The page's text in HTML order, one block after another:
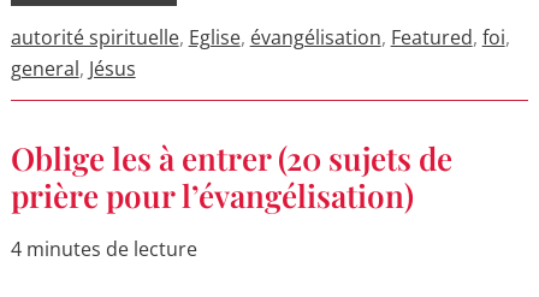
autorité spirituelle, Eglise, évangélisation, Featured, foi,
general, Jésus
Oblige les à entrer (20 sujets de
prière pour l’évangélisation)
4 minutes de lecture
Oblige
les
à
entrer
sujets
de